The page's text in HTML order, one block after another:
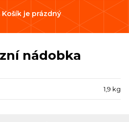
Košík je prázdný
nádobka
1,9 kg